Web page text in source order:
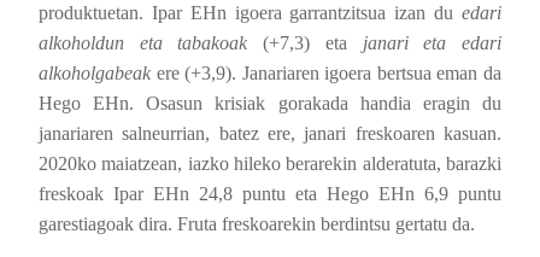
produktuetan. Ipar EHn igoera garrantzitsua izan du edari
alkoholdun eta tabakoak (+7,3) eta janari eta edari
alkoholgabeak ere (+3,9). Janariaren igoera bertsua eman da
Hego EHn. Osasun krisiak gorakada handia eragin du
janariaren salneurrian, batez ere, janari freskoaren kasuan.
2020ko maiatzean, iazko hileko berarekin alderatuta, barazki
freskoak Ipar EHn 24,8 puntu eta Hego EHn 6,9 puntu
garestiagoak dira. Fruta freskoarekin berdintsu gertatu da.